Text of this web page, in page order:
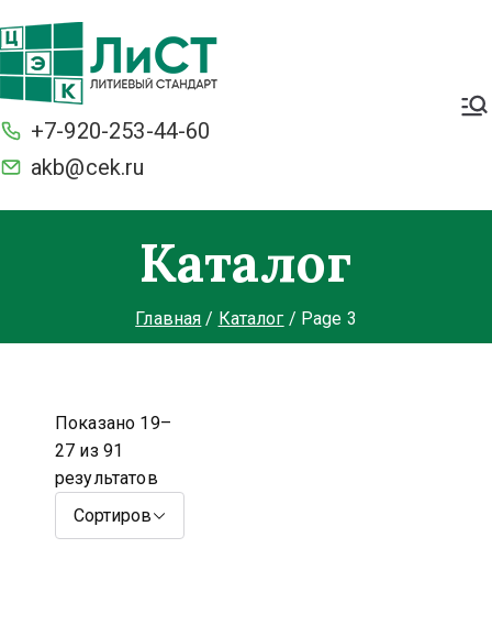
+7-920-253-44-60
akb@cek.ru
Каталог
Главная Каталог Page 3
Показано 19–
27 из 91
результатов